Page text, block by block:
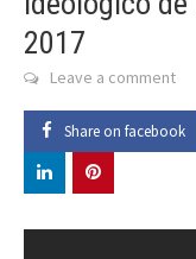
2017
Leave a comment
Share on facebook